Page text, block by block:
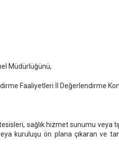
Müdürlüğünü,
Faaliyetleri İl Değerlendirme
sağlık hizmet sunumu veya
kuruluşu ön plana çıkaran ve